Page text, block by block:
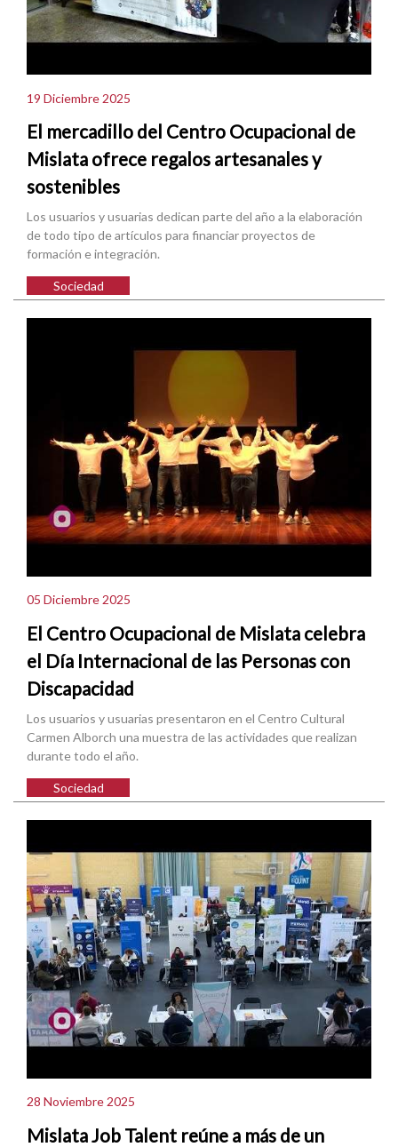
19 Diciembre 2025
El mercadillo del Centro Ocupacional de
Mislata ofrece regalos artesanales y
sostenibles
Los usuarios y usuarias dedican parte del año a la elaboración
de todo tipo de artículos para financiar proyectos de
formación e integración.
Sociedad
05 Diciembre 2025
El Centro Ocupacional de Mislata celebra
el Día Internacional de las Personas con
Discapacidad
Los usuarios y usuarias presentaron en el Centro Cultural
Carmen Alborch una muestra de las actividades que realizan
durante todo el año.
Sociedad
28 Noviembre 2025
Mislata Job Talent reúne a más de un